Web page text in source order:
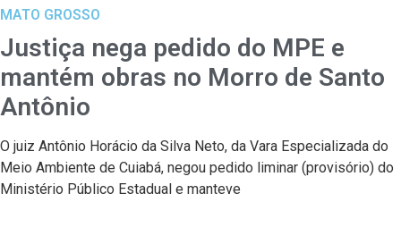
MATO GROSSO
Justiça nega pedido do MPE e
mantém obras no Morro de Santo
Antônio
O juiz Antônio Horácio da Silva Neto, da Vara Especializada do
Meio Ambiente de Cuiabá, negou pedido liminar (provisório) do
Ministério Público Estadual e manteve